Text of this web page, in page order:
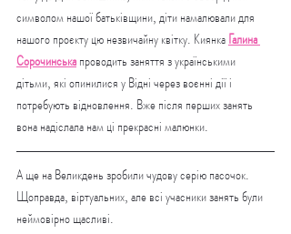
символом нашої батьківщини, діти намалювали для
нашого проєкту цю незвичайну квітку. Киянка Галина
Сорочинська проводить заняття з українськими
дітьми, які опинилися у Відні через воєнні дії і
потребують відновлення. Вже після перших занять
вона надіслала нам ці прекрасні малюнки.
А ще на Великдень зробили чудову серію пасочок.
Щоправда, віртуальних, але всі учасники занять були
неймовірно щасливі.